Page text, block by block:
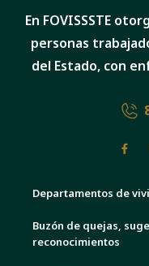
En FOVISSSTE
personas
del Estado, con
Departamentos de
Buzón de quejas,
reconocimientos